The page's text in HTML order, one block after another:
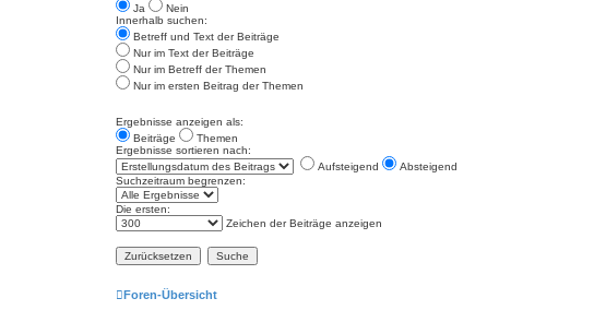
Ja
Nein
Innerhalb suchen:
Betreff und Text der Beiträge
Nur im Text der Beiträge
Nur im Betreff der Themen
Nur im ersten Beitrag der Themen
Ergebnisse anzeigen als:
Beiträge
Themen
Ergebnisse sortieren nach:
Aufsteigend
Absteigend
Suchzeitraum begrenzen:
Die ersten:
Zeichen der Beiträge anzeigen
Foren-Übersicht